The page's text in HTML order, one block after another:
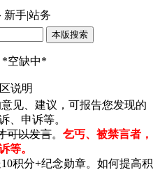
新手|站务
*空缺中*
说明
见、建议，可报告您发现的
、申诉等。
可以发言。 乞丐、被禁言者，
等。
积分+纪念勋章。如何提高积